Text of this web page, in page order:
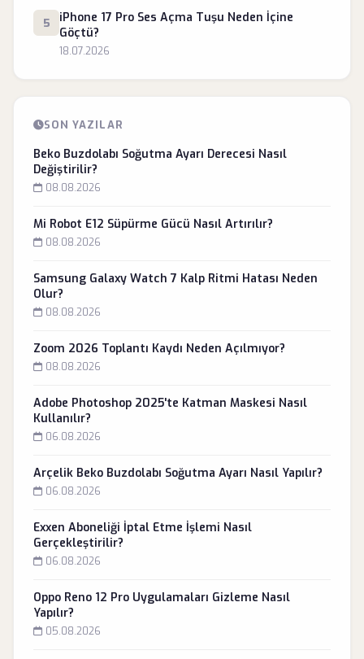
5
iPhone 17 Pro Ses Açma Tuşu Neden İçine
Göçtü?
18.07.2026
SON YAZILAR
Beko Buzdolabı Soğutma Ayarı Derecesi Nasıl
Değiştirilir?
08.08.2026
Mi Robot E12 Süpürme Gücü Nasıl Artırılır?
08.08.2026
Samsung Galaxy Watch 7 Kalp Ritmi Hatası Neden
Olur?
08.08.2026
Zoom 2026 Toplantı Kaydı Neden Açılmıyor?
08.08.2026
Adobe Photoshop 2025'te Katman Maskesi Nasıl
Kullanılır?
06.08.2026
Arçelik Beko Buzdolabı Soğutma Ayarı Nasıl Yapılır?
06.08.2026
Exxen Aboneliği İptal Etme İşlemi Nasıl
Gerçekleştirilir?
06.08.2026
Oppo Reno 12 Pro Uygulamaları Gizleme Nasıl
Yapılır?
05.08.2026